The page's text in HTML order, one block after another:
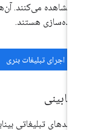
مشاهده می‌کنند. آن‌ها
هستند.
اجرای تبلیغات بنری
تبلیغاتی